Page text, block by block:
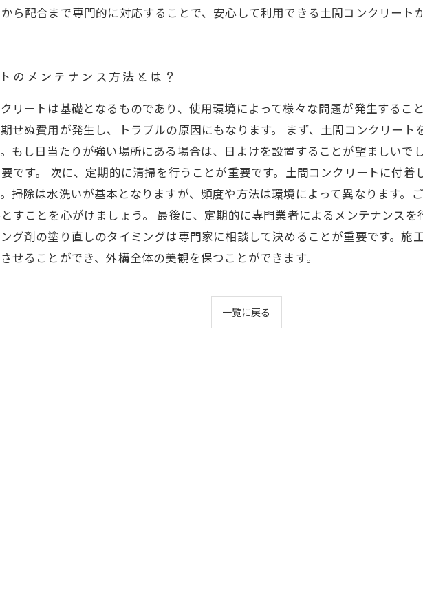
ら配合まで専門的に対応することで、安心して利用できる土間コンクリート
のメンテナンス方法とは？
リートは基礎となるものであり、使用環境によって様々な問題が発生するこ
せぬ費用が発生し、トラブルの原因にもなります。 まず、土間コンクリー
もし日当たりが強い場所にある場合は、日よけを設置することが望ましいで
です。 次に、定期的に清掃を行うことが重要です。土間コンクリートに付着
掃除は水洗いが基本となりますが、頻度や方法は環境によって異なります。
すことを心がけましょう。 最後に、定期的に専門業者によるメンテナンス
グ剤の塗り直しのタイミングは専門家に相談して決めることが重要です。施
せることができ、外構全体の美観を保つことができます。
一覧に戻る